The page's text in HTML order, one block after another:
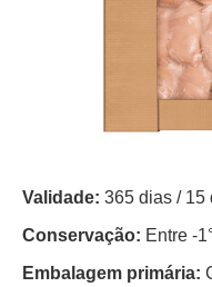
Validade: 365 dias / 15
Conservação: Entre -
Embalagem primária: